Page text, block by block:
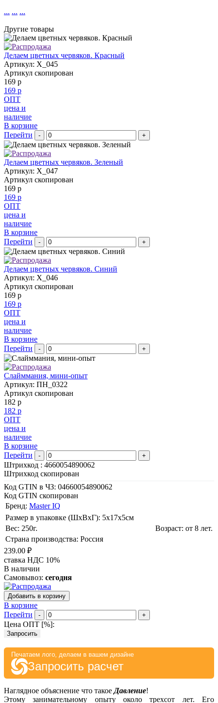
... ... ...
Другие товары
Делаем цветных червяков. Красный
Артикул: X_045
Артикул скопирован
169 р
169 р
ОПТ
цена и
наличие
В корзине
Перейти
- +
Делаем цветных червяков. Зеленый
Артикул: X_047
Артикул скопирован
169 р
169 р
ОПТ
цена и
наличие
В корзине
Перейти
- +
Делаем цветных червяков. Синий
Артикул: X_046
Артикул скопирован
169 р
169 р
ОПТ
цена и
наличие
В корзине
Перейти
- +
Слайммания, мини-опыт
Артикул: ПН_0322
Артикул скопирован
182 р
182 р
ОПТ
цена и
наличие
В корзине
Перейти
- +
Штрихкод : 4660054890062
Штрихкод скопирован
Код GTIN в ЧЗ: 04660054890062
Код GTIN скопирован
Бренд: Master IQ
Размер в упаковке (ШхВxГ): 5х17х5cм
Вес: 250г.
Возраст: от 8 лет.
Страна производства: Россия
239.00 ₽
ставка НДС 10%
В наличии
Самовывоз: сегодня
Добавить в корзину
В корзине
Перейти
- +
Цена ОПТ [%]:
Запросить
Печатаем лого, делаем в вашем дизайне
Запросить расчет
Наглядное объяснение что такое Давление!
Этому занимательному опыту около трехсот лет. Его